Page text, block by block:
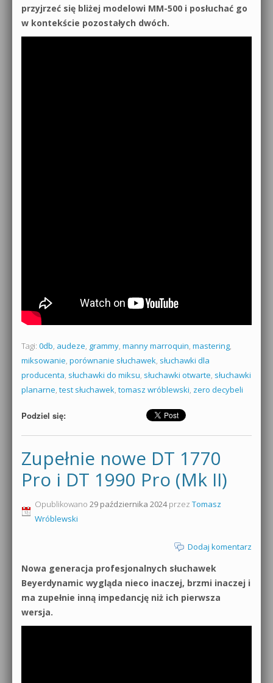
przyjrzeć się bliżej modelowi MM-500 i posłuchać go
w kontekście pozostałych dwóch.
Tagi: 0db, audeze, grammy, manny marroquin, mastering,
miksowanie, porównanie słuchawek, słuchawki dla
producenta, słuchawki do miksu, słuchawki otwarte, słuchawki
planarne, test słuchawek, tomasz wróblewski, zero decybeli
Podziel się:
Zupełnie nowe DT 1770
Pro i DT 1990 Pro (Mk II)
Opublikowano 29 października 2024przez Tomasz
Wróblewski
Dodaj komentarz
Nowa generacja profesjonalnych słuchawek
Beyerdynamic wygląda nieco inaczej, brzmi inaczej i
ma zupełnie inną impedancję niż ich pierwsza
wersja.